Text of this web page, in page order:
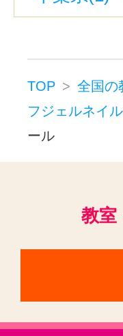
TOP 全国の
フジェルネイル
ール
教室